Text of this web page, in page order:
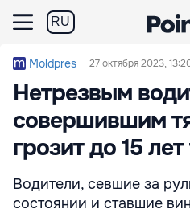
RU
Moldpres 27 октября 2023,
Нетрезвым
совершившим
грозит до 15
Водители, севшие за
состоянии и ставшие